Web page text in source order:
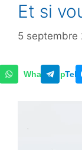
Et si
5 septembre
WhatsApp